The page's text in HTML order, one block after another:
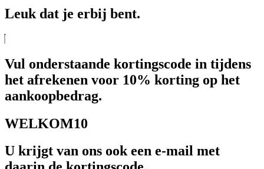
Leuk dat je erbij bent.
Vul onderstaande kortingscode in tijdens
het afrekenen voor 10% korting op het
aankoopbedrag.
WELKOM10
U krijgt van ons ook een e-mail met